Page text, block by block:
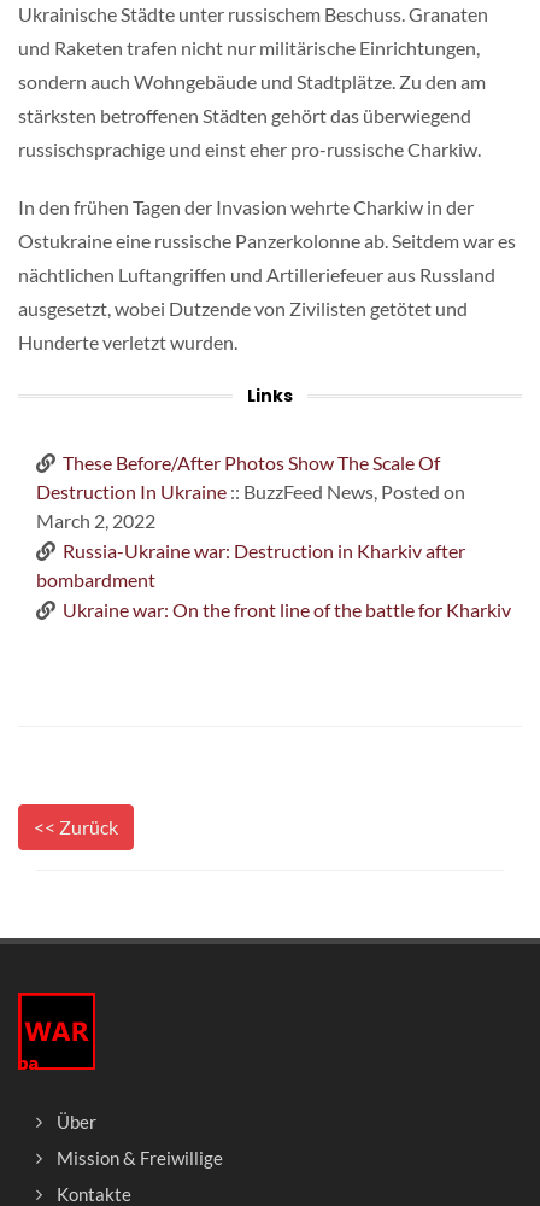
Ukrainische Städte unter russischem Beschuss. Granaten
und Raketen trafen nicht nur militärische Einrichtungen,
sondern auch Wohngebäude und Stadtplätze. Zu den am
stärksten betroffenen Städten gehört das überwiegend
russischsprachige und einst eher pro-russische Charkiw.
In den frühen Tagen der Invasion wehrte Charkiw in der
Ostukraine eine russische Panzerkolonne ab. Seitdem war es
nächtlichen Luftangriffen und Artilleriefeuer aus Russland
ausgesetzt, wobei Dutzende von Zivilisten getötet und
Hunderte verletzt wurden.
Links
These Before/After Photos Show The Scale Of
Destruction In Ukraine :: BuzzFeed News, Posted on
March 2, 2022
Russia-Ukraine war: Destruction in Kharkiv after
bombardment
Ukraine war: On the front line of the battle for Kharkiv
<< Zurück
Über
Mission & Freiwillige
Kontakte